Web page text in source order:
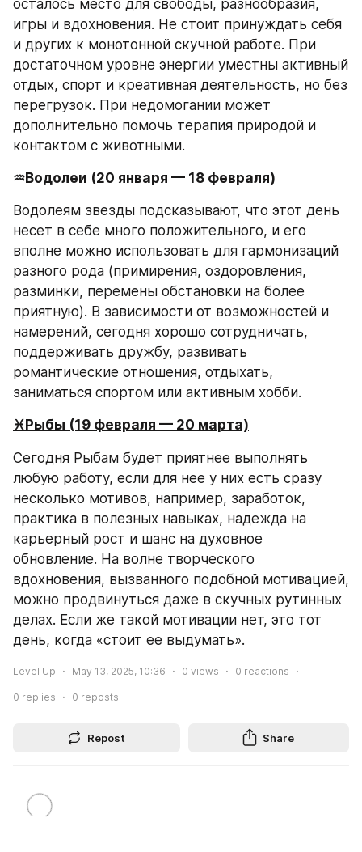
осталось место для свободы, разнообразия,
игры и вдохновения. Не стоит принуждать себя
и других к монотонной скучной работе. При
достаточном уровне энергии уместны активный
отдых, спорт и креативная деятельность, но без
перегрузок. При недомогании может
дополнительно помочь терапия природой и
контактом с животными.
♒️Водолеи (20 января — 18 февраля)
Водолеям звезды подсказывают, что этот день
несет в себе много положительного, и его
вполне можно использовать для гармонизаций
разного рода (примирения, оздоровления,
разминки, перемены обстановки на более
приятную). В зависимости от возможностей и
намерений, сегодня хорошо сотрудничать,
поддерживать дружбу, развивать
романтические отношения, отдыхать,
заниматься спортом или активным хобби.
♓️Рыбы (19 февраля — 20 марта)
Сегодня Рыбам будет приятнее выполнять
любую работу, если для нее у них есть сразу
несколько мотивов, например, заработок,
практика в полезных навыках, надежда на
карьерный рост и шанс на духовное
обновление. На волне творческого
вдохновения, вызванного подобной мотивацией,
можно продвинуться даже в скучных рутинных
делах. Если же такой мотивации нет, это тот
день, когда «стоит ее выдумать».
Level Up May 13, 2025, 10:36 0 views 0 reactions
0 replies 0 reposts
Repost Share